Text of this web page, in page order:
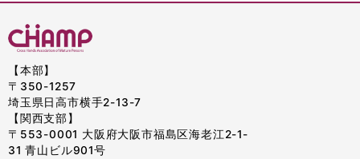
【本部】
〒350-1257
埼玉県日高市横手2-13-7
【関西支部】
〒553-0001 大阪府大阪市福島区海老江2-1-
31 青山ビル901号